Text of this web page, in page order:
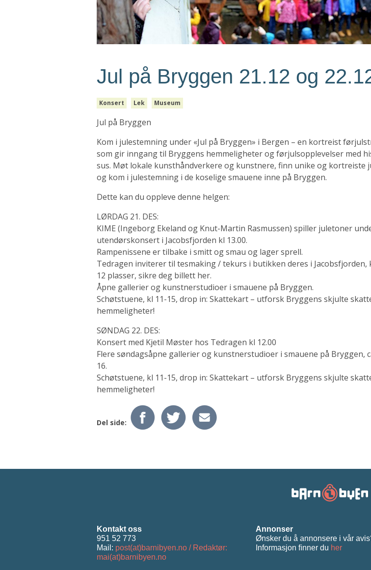
Jul på Bryggen 21.12 og
Konsert Lek Museum
Jul på Bryggen
Kom i julestemning under «Jul på Bryggen» i Bergen – en kortreist
som gir inngang til Bryggens hemmeligheter og førjulsopplevelser med
sus. Møt lokale kunsthåndverkere og kunstnere, finn unike og kortreiste
og kom i julestemning i de koselige smauene inne på Bryggen.
Dette kan du oppleve denne helgen:
LØRDAG 21. DES:
KIME (Ingeborg Ekeland og Knut-Martin Rasmussen) spiller juletoner
utendørskonsert i Jacobsfjorden kl 13.00.
Rampenissene er tilbake i smitt og smau og lager sprell.
Tedragen inviterer til tesmaking / tekurs i butikken deres i Jacobsfjorden,
12 plasser, sikre deg billett her.
Åpne gallerier og kunstnerstudioer i smauene på Bryggen.
Schøtstuene, kl 11-15, drop in: Skattekart – utforsk Bryggens skjulte
hemmeligheter!
SØNDAG 22. DES:
Konsert med Kjetil Møster hos Tedragen kl 12.00
Flere søndagsåpne gallerier og kunstnerstudioer i smauene på Bryggen,
16.
Schøtstuene, kl 11-15, drop in: Skattekart – utforsk Bryggens skjulte
hemmeligheter!
Del side:
Kontakt oss
951 52 773
Mail: post(at)barnibyen.no / Redaktør:
mai(at)barnibyen.no
Annonser
Ønsker du å annonsere i vår
Informasjon ﬁnner du her